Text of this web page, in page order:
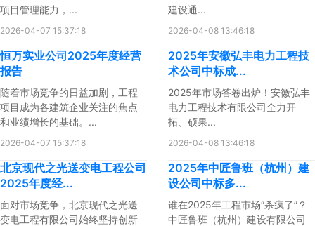
项目管理能力，...
2026-04-07 15:37:18
恒万实业公司2025年度经营
报告
随着市场竞争的日益加剧，工程
项目成为各建筑企业关注的焦点
和业绩增长的基础。...
2026-04-07 15:37:18
北京现代之光送变电工程公司
2025年度经...
面对市场竞争，北京现代之光送
变电工程有限公司始终坚持创新
建设通...
2026-04-08 13:46:18
2025年安徽弘丰电力工程技
术公司中标成...
2025年市场答卷出炉！安徽弘丰
电力工程技术有限公司全力开
拓、硕果...
2026-04-08 13:46:18
2025年中匠鲁班（杭州）建
设公司中标多...
谁在2025年工程市场“杀疯了”？
中匠鲁班（杭州）建设有限公司